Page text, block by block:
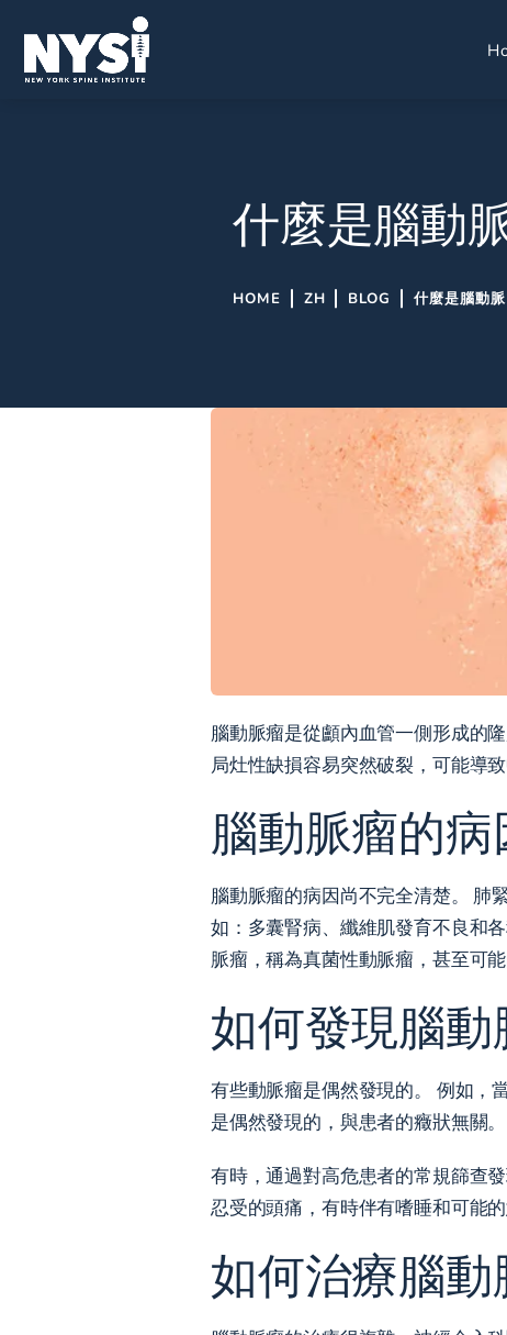
什麼是腦動
HOME ZH BLOG 什麼是腦動
腦動脈瘤是從顱內血管一側形成的
局灶性缺損容易突然破裂，可能導
腦動脈瘤的病
腦動脈瘤的病因尚不完全清楚。 肺
如：多囊腎病、纖維肌發育不良和
脈瘤，稱為真菌性動脈瘤，甚至可能
如何發現腦動
有些動脈瘤是偶然發現的。 例如，
是偶然發現的，與患者的癥狀無關。
有時，通過對高危患者的常規篩查
忍受的頭痛，有時伴有嗜睡和可能的
如何治療腦動